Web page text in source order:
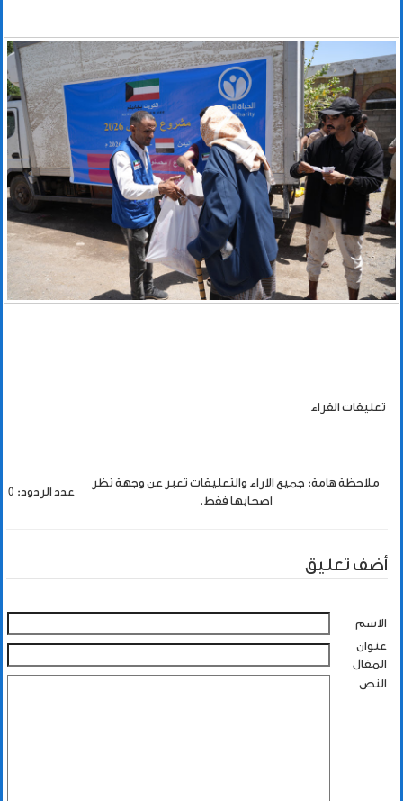
تعليقات القراء
ملاحظة هامة: جميع الاراء والتعليقات تعبر عن وجهة نظر
اصحابها فقط.
عدد الردود: 0
أضف تعليق
الاسم
عنوان
المقال
النص